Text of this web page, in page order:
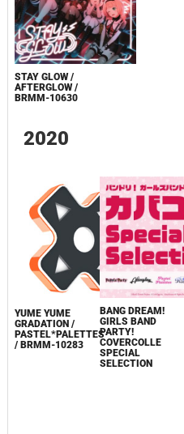
STAY GLOW /
AFTERGLOW /
BRMM-10630
2020
YUME YUME
GRADATION /
PASTEL*PALETTES
/ BRMM-10283
BANG DREAM!
GIRLS BAND
PARTY!
COVERCOLLE
SPECIAL
SELECTION